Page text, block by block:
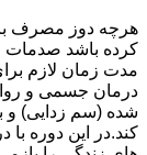
هرچه دوز مصرف
کرده باشد صدمات
مدت زمان لازم
درمان جسمی و
شده (سم زدایی) و
کند.در این دوره